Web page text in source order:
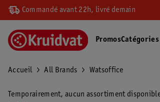
Commandé avant 22h, livré demain
PromosCatégories
Accueil All Brands Watsoffice
Temporairement, aucun assortiment